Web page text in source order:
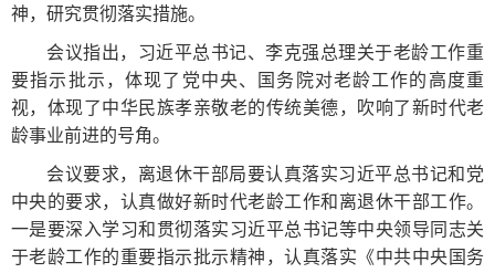
神，研究贯彻落实措施。
会议指出，习近平总书记、李克强总理关于老龄工作重
要指示批示，体现了党中央、国务院对老龄工作的高度重
视，体现了中华民族孝亲敬老的传统美德，吹响了新时代老
龄事业前进的号角。
会议要求，离退休干部局要认真落实习近平总书记和党
中央的要求，认真做好新时代老龄工作和离退休干部工作。
一是要深入学习和贯彻落实习近平总书记等中央领导同志关
于老龄工作的重要指示批示精神，认真落实《中共中央国务